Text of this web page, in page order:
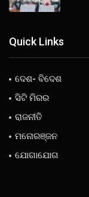
Quick Links
ଦେଶ- ବିଦେଶ
ସିଟି ମିରର
ରାଜନୀତି
ମନୋରଞ୍ଜନ
ଯୋଗାଯୋଗ